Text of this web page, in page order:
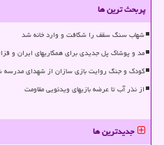
پربحث ترین ها
شهاب سنگ سقف را شکافت و وارد خانه شد
مد و پوشاک پل جدیدی برای همکاریهای ایران و
کودک و جنگ روایت بازی سازان از شهدای مدرسه
از نذر آب تا عرضه بازیهای ویدئویی مقاومت
جدیدترین ها